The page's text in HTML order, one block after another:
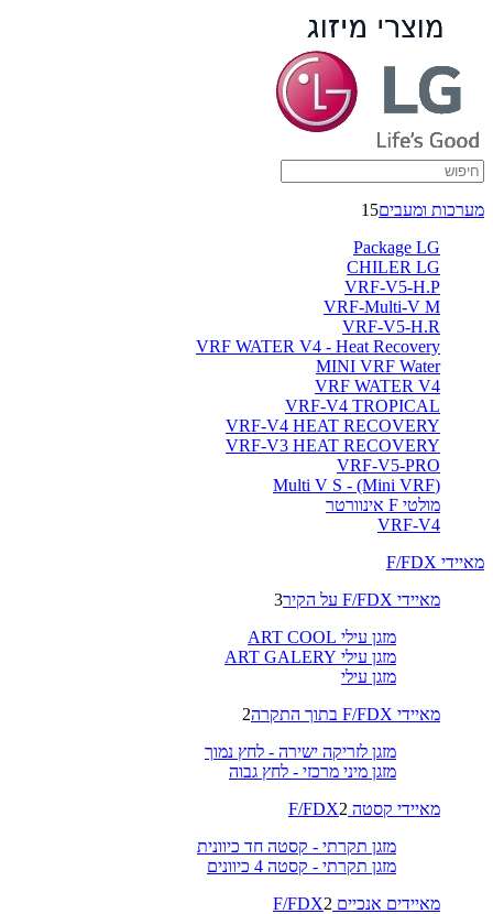
מערכות ומעבים15
Package LG
CHILER LG
VRF-V5-H.P
VRF-Multi-V M
VRF-V5-H.R
VRF WATER V4 - Heat Recovery
MINI VRF Water
VRF WATER V4
VRF-V4 TROPICAL
VRF-V4 HEAT RECOVERY
VRF-V3 HEAT RECOVERY
VRF-V5-PRO
(Multi V S - (Mini VRF
מולטי F אינוורטר
VRF-V4
מאיידי F/FDX
מאיידי F/FDX על הקיר
3
מזגן עילי ART COOL
מזגן עילי ART GALERY
מזגן עילי
מאיידי F/FDX בתוך התקרה
2
מזגן לזריקה ישירה - לחץ נמוך
מזגן מיני מרכזי - לחץ גבוה
מאיידי קסטה F/FDX 2
מזגן תקרתי - קסטה חד כיוונית
מזגן תקרתי - קסטה 4 כיוונים
מאיידים אנכיים F/FDX 2